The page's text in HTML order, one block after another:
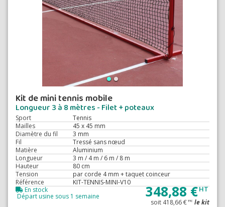
Kit de mini tennis mobile
Longueur 3 à 8 mètres - Filet + poteaux
Sport
Tennis
Mailles
45 x 45 mm
Diamètre du fil
3 mm
Fil
Tressé sans nœud
Matière
Aluminium
Longueur
3 m / 4 m / 6 m / 8 m
Hauteur
80 cm
Tension
par corde 4 mm + taquet coinceur
Référence
KIT-TENNIS-MINI-V10
348,88 €HT
soit 418,66 € TTC le kit
En stock
Départ usine sous 1 semaine